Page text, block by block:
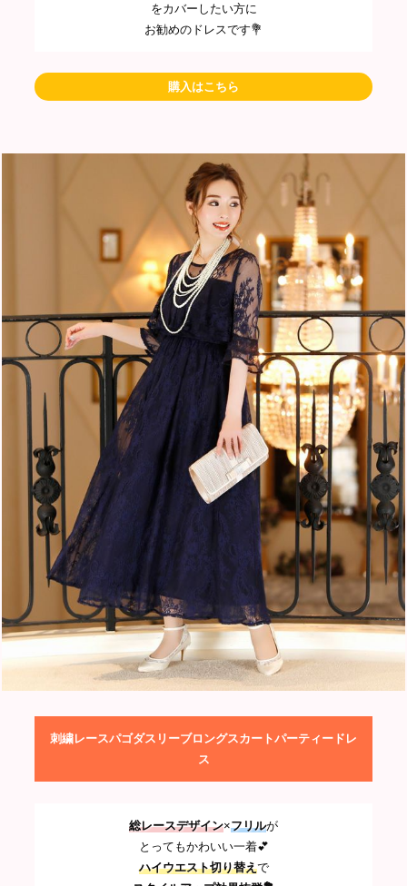
をカバーしたい方に
お勧めのドレスです💐
購入はこちら
刺繍レースパゴダスリーブロングスカートパーティードレ
ス
総レースデザイン×フリルが
とってもかわいい一着💕
ハイウエスト切り替えで